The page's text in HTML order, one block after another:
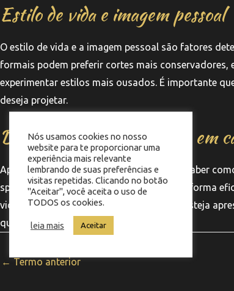
Estilo de vida e imagem pessoal
O estilo de vida e a imagem pessoal são fatores
formais podem preferir cortes mais
experimentar estilos mais ousados. É importante
deseja projetar.
Dicas para manter o corte em
Após escolher o corte ideal, é importante saber
sprays, pode ajudar a estilizar o cabelo de forma
vida do corte e garantir que você sempre esteja
que desejam um visual sempre elegante.
← Termo anterior
Nós usamos cookies no nosso
website para te proporcionar uma
experiência mais relevante
lembrando de suas preferências e
visitas repetidas. Clicando no botão
"Aceitar", você aceita o uso de
TODOS os cookies.
leia mais Aceitar